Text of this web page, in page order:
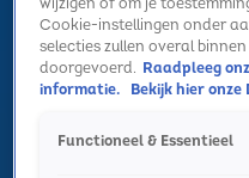
HomeRadio luisteren
Cookie-instellingen onder
selecties zullen overal
doorgevoerd. Raadpleeg
informatie.
Bekijk hier
Functioneel & Essentieel